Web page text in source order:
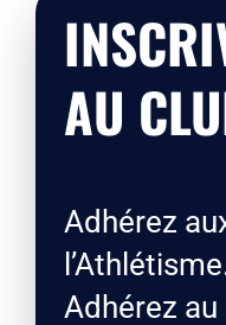
AU
Adhérez
Adhérez